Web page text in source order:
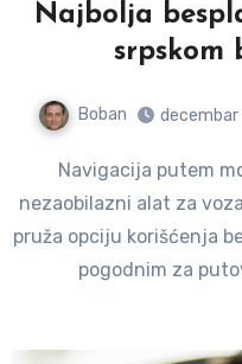
Najbolja
srpskom
Boban decembar
Navigacija putem mobilnog telefona postala je
nezaobilazni alat za
pruža opciju korišćenja
pogodnim za